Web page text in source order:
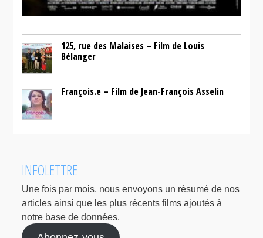
125, rue des Malaises – Film de Louis
Bélanger
François.e – Film de Jean-François Asselin
INFOLETTRE
Une fois par mois, nous envoyons un résumé de nos
articles ainsi que les plus récents films ajoutés à
notre base de données.